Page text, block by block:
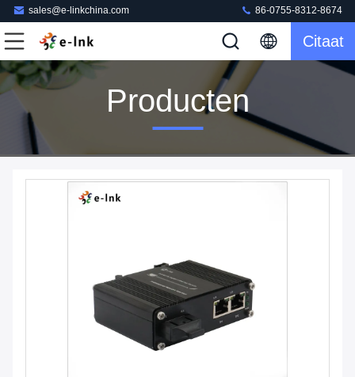
sales@e-linkchina.com 86-0755-8312-8674
Citaat
Producten